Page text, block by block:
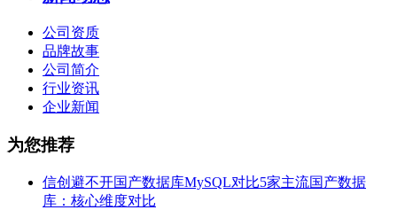
公司资质
品牌故事
公司简介
行业资讯
企业新闻
为您推荐
信创避不开国产数据库MySQL对比5家主流国产数据
库：核心维度对比